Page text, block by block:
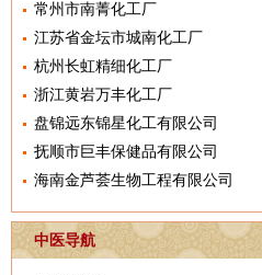
常州市南菁化工厂
江苏省金坛市城南化工厂
杭州长虹精细化工厂
浙江黄岩万丰化工厂
盘锦远东锦星化工有限公司
抚顺市巨丰保健品有限公司
海南金芦荟生物工程有限公司
中医导航